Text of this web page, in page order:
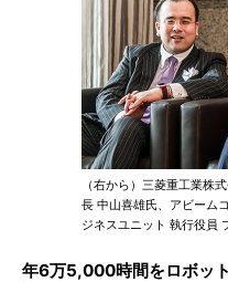
（右から）三菱重工業株
長 中山喜雄氏、アビーム
ジネスユニット 執行役員
年6万5,000時間をロボッ